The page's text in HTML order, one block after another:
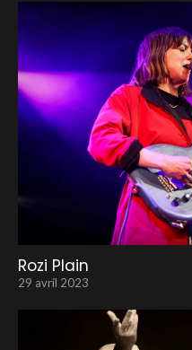
Rozi Plain
29 avril 2023